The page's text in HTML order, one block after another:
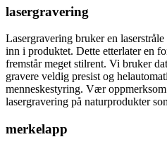
lasergravering
Lasergravering bruker en
inn i produktet. Dette etterlater en
fremstår meget stilrent. Vi bruker
gravere veldig presist og
menneskestyring. Vær
lasergravering på naturprodukter
merkelapp